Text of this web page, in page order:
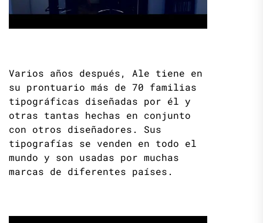
Varios años después, Ale tiene en
su prontuario más de 70 familias
tipográficas diseñadas por él y
otras tantas hechas en conjunto
con otros diseñadores. Sus
tipografías se venden en todo el
mundo y son usadas por muchas
marcas de diferentes países.